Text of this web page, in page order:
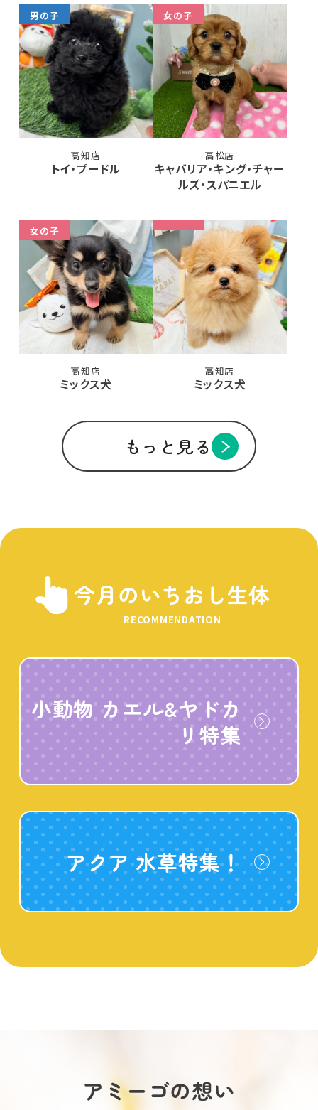
男の子
高知店
トイ・プードル
女の子
高松店
キャバリア・キング・チャー
ルズ・スパニエル
女の子
高知店
ミックス犬
高知店
ミックス犬
もっと見る
今月のいちおし生体
RECOMMENDATION
小動物 カエル&ヤドカ
リ特集
アクア 水草特集！
アミーゴの想い